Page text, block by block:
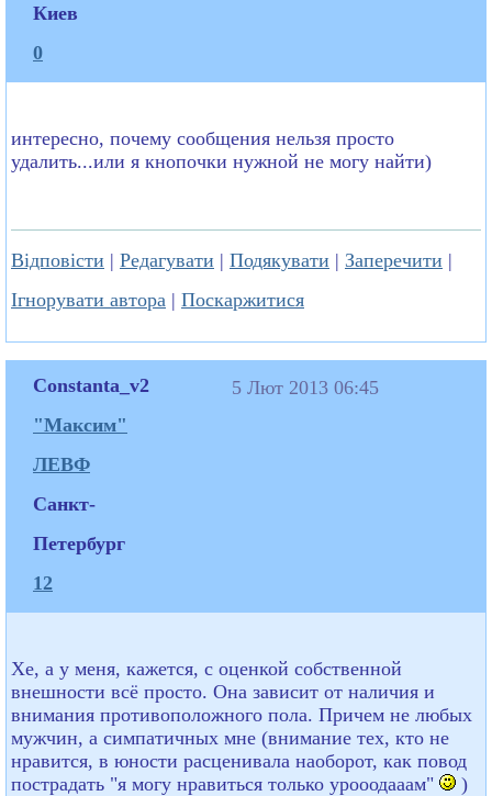
Киев
0
интересно, почему сообщения нельзя просто
удалить...или я кнопочки нужной не могу найти)
Відповісти | Редагувати | Подякувати | Заперечити |
Ігнорувати автора | Поскаржитися
Constanta_v2
"Максим"
ЛЕВФ
Санкт-
Петербург
12
5 Лют 2013 06:45
Хе, а у меня, кажется, с оценкой собственной
внешности всё просто. Она зависит от наличия и
внимания противоположного пола. Причем не любых
мужчин, а симпатичных мне (внимание тех, кто не
нравится, в юности расценивала наоборот, как повод
пострадать "я могу нравиться только урооодааам"
)